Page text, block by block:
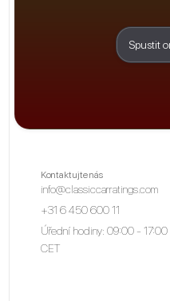
Spustit
Kontaktujte nás
info@classiccarratings.com
+31 6 450 600 11
Úřední hodiny: 09:00 - 17:00
CET